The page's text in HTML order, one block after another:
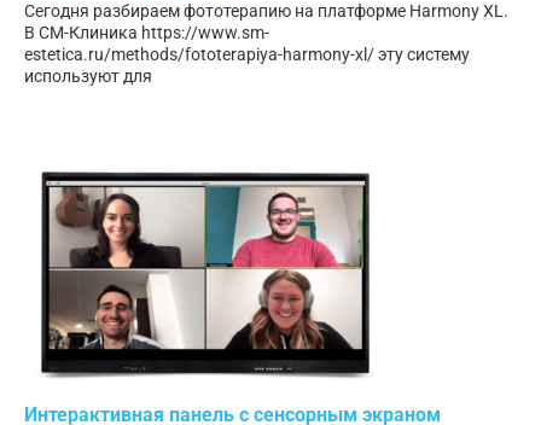
Сегодня разбираем фототерапию на платформе Harmony XL.
В СМ-Клиника https://www.sm-
estetica.ru/methods/fototerapiya-harmony-xl/ эту систему
используют для
Интерактивная панель с сенсорным экраном